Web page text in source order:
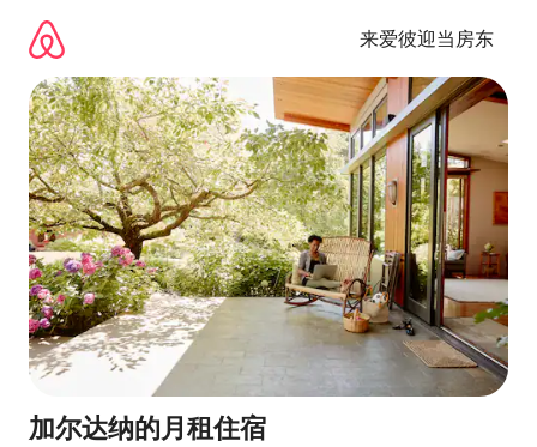
来爱彼迎当房东
加尔达纳的月租住宿